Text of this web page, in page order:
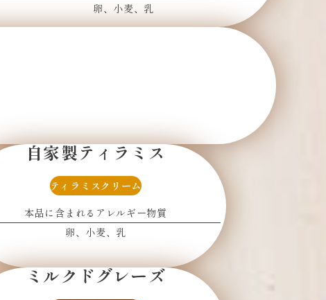
卵
小麦 乳
自家製ティラミス
ティラミスクリーム
本品に含まれるアレルギー物質
卵
小麦 乳
ミルクドグレーズ